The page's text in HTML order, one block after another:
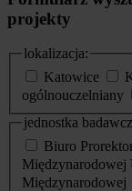
projekty
lokalizacja:
Katowice
ogólnouczelniany
jednostka
Biuro
Międzynarodowej
Międzynarodowej